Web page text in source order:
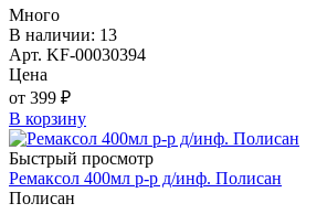
Много
В наличии: 13
Арт. KF-00030394
Цена
от 399 ₽
В корзину
Быстрый просмотр
Ремаксол 400мл р-р д/инф. Полисан
Полисан